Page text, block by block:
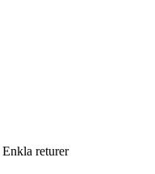
Enkla returer